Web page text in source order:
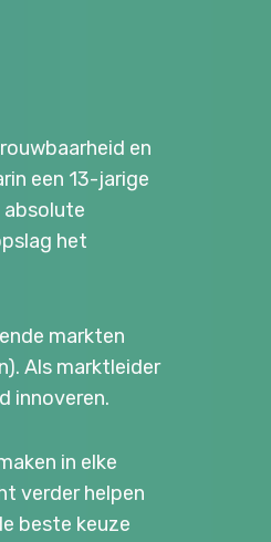
en
een 13-jarige
absolute
het
markten
Als marktleider
innoveren.
in elke
verder helpen
beste keuze